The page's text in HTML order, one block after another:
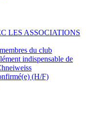
LES ASSOCIATIONS
du club
indispensable de
(H/F)